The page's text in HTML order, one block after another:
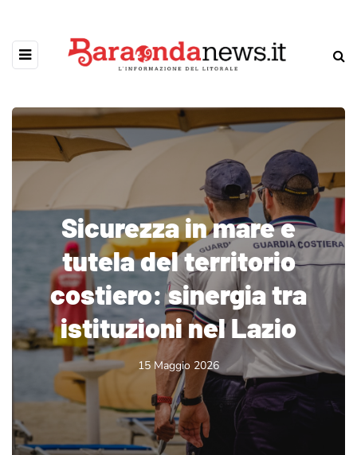
Sicurezza in mare e
tutela del territorio
costiero: sinergia tra
istituzioni nel Lazio
15 Maggio 2026